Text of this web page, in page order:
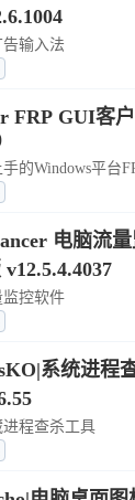
输入法
FRP GUI客
的Windows平台
电脑流
监控软件
系统进程
进程查杀工具